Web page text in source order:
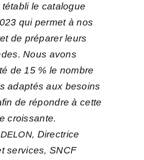
le catalogue
qui permet à nos
de préparer leurs
Nous avons
de 15 % le nombre
adaptés aux besoins
de répondre à cette
croissante.
DELON, Directrice
services, SNCF